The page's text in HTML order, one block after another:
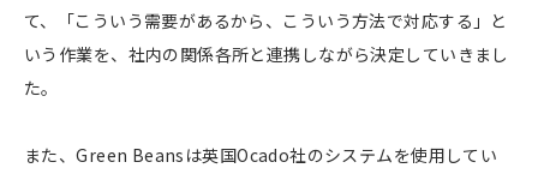
て、「こういう需要があるから、こういう方法で対応する」と
いう作業を、社内の関係各所と連携しながら決定していきまし
た。
また、Green Beansは英国Ocado社のシステムを使用してい